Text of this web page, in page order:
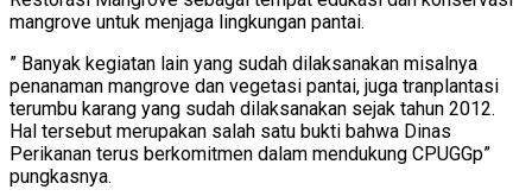
mangrove untuk menjaga lingkungan pantai.
” Banyak kegiatan lain yang sudah dilaksanakan misalnya
penanaman mangrove dan vegetasi pantai, juga tranplantasi
terumbu karang yang sudah dilaksanakan sejak tahun 2012.
Hal tersebut merupakan salah satu bukti bahwa Dinas
Perikanan terus berkomitmen dalam mendukung CPUGGp”
pungkasnya.